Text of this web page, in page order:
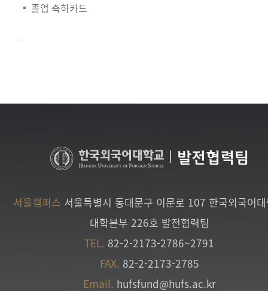
졸업 축하카드
..
발전협력팀
서울캠퍼스 서울특별시 동대문구 이문로 107 한국외국어
대학본부 226호 발전협력팀
TEL. 82-2-2173-2786~2791
FAX. 82-2-2173-2785
Email. hufsfund@hufs.ac.kr